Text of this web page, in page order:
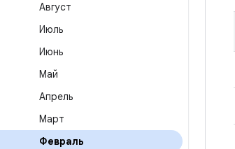
Август
Июль
Июнь
Май
Апрель
Март
Февраль